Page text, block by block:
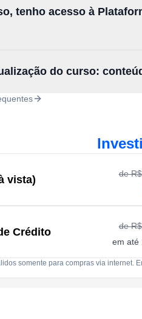
tenho acesso à
do curso:
vista) de
Crédito de
em até
somente para compras via internet.